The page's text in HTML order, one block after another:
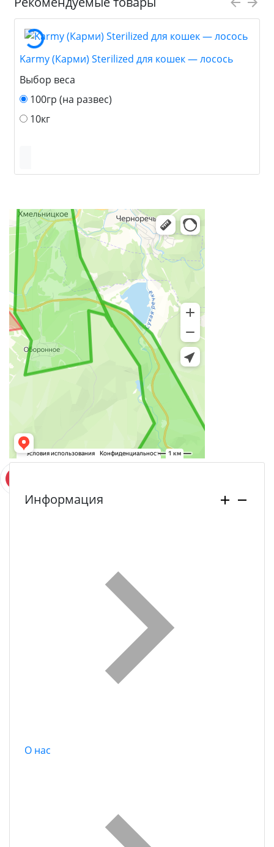
Karmy (Карми) Sterilized для кошек — лосось
Выбор веса
100гр (на развес)
10кг
Информация
О нас